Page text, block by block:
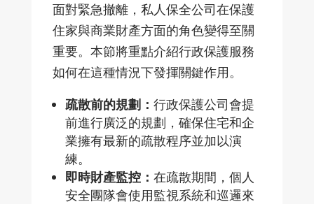
面對緊急撤離，私人保全公司在保護
住家與商業財產方面的角色變得至關
重要。本節將重點介紹行政保護服務
如何在這種情況下發揮關鍵作用。
疏散前的規劃： 行政保護公司會提
前進行廣泛的規劃，確保住宅和企
業擁有最新的疏散程序並加以演
練。
即時財產監控： 在疏散期間，個人
安全團隊會使用監視系統和巡邏來